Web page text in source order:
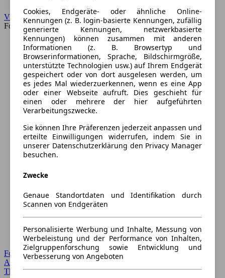
VW
Forum
Forum Startseite
Alle Auto-Foren
Themen-Forum
Cookies, Endgeräte- oder ähnliche Online-
Kennungen (z. B. login-basierte Kennungen, zufällig
generierte Kennungen, netzwerkbasierte
Kennungen) können zusammen mit anderen
Informationen (z. B. Browsertyp und
Browserinformationen, Sprache, Bildschirmgröße,
unterstützte Technologien usw.) auf Ihrem Endgerät
gespeichert oder von dort ausgelesen werden, um
es jedes Mal wiederzuerkennen, wenn es eine App
oder einer Webseite aufruft. Dies geschieht für
einen oder mehrere der hier aufgeführten
Verarbeitungszwecke.
Sie können Ihre Präferenzen jederzeit anpassen und
erteilte Einwilligungen widerrufen, indem Sie in
unserer Datenschutzerklärung den Privacy Manager
besuchen.
Zwecke
Genaue Standortdaten und Identifikation durch
Scannen von Endgeräten
Personalisierte Werbung und Inhalte, Messung von
Werbeleistung und der Performance von Inhalten,
Zielgruppenforschung sowie Entwicklung und
Verbesserung von Angeboten